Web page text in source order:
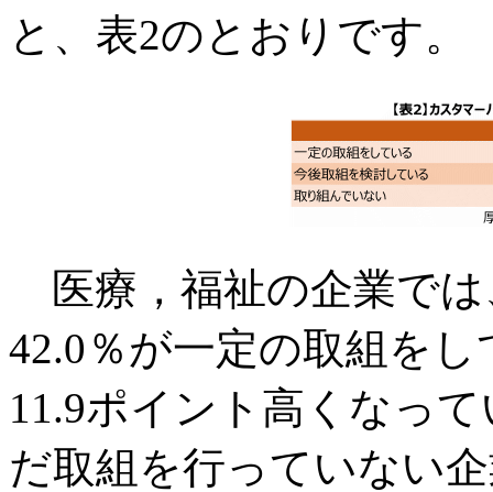
と、表2のとおりです。
医療，福祉の企業では
42.0％が一定の取組を
11.9ポイント高くなっ
だ取組を行っていない